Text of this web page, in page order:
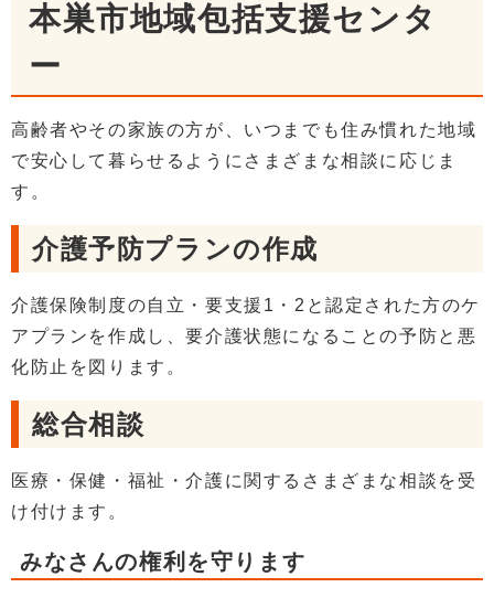
本巣市地域包括支援センタ
ー
高齢者やその家族の方が、いつまでも住み慣れた地域
で安心して暮らせるようにさまざまな相談に応じま
す。
介護予防プランの作成
介護保険制度の自立・要支援1・2と認定された方のケ
アプランを作成し、要介護状態になることの予防と悪
化防止を図ります。
総合相談
医療・保健・福祉・介護に関するさまざまな相談を受
け付けます。
みなさんの権利を守ります